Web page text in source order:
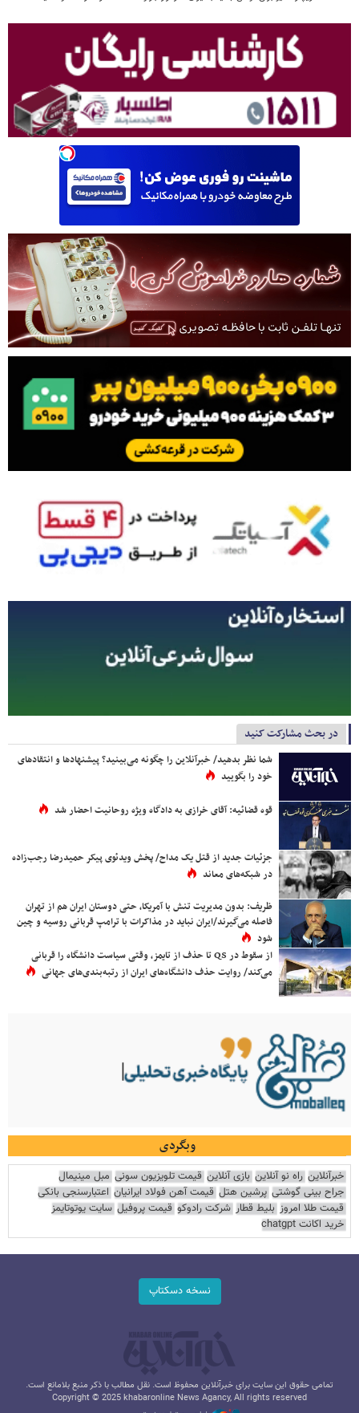
در بحث مشارکت کنید
شما نظر بدهید/ خبرآنلاین را چگونه می‌بینید؟ پیشنهادها و انتقادهای
خود را بگویید
قوه قضائیه: آقای خرازی به دادگاه ویژه روحانیت احضار شد
جزئیات جدید از قتل یک مداح/ پخش ویدئوی پیکر حمیدرضا رجب‌زاده
در شبکه‌های معاند
ظریف: بدون مدیریت تنش با آمریکا، حتی دوستان ایران هم از تهران
فاصله می‌گیرند/ایران نباید در مذاکرات با ترامپ قربانی روسیه و چین
شود
از سقوط در QS تا حذف از تایمز، وقتی سیاست دانشگاه را قربانی
می‌کند/ روایت حذف دانشگاه‌های ایران از رتبه‌بندی‌های جهانی
وبگردی
خبرآنلاین راه نو آنلاین بازی آنلاین قیمت تلویزیون سونی مبل مینیمال
جراح بینی گوشتی پرشین هتل قیمت آهن فولاد ایرانیان اعتبارسنجی بانکی
قیمت طلا امروز بلیط قطار شرکت رادوکو قیمت پروفیل سایت یوتوتایمز
خرید اکانت chatgpt
نسخه دسکتاپ
تمامی حقوق این سایت برای خبرآنلاین محفوظ است. نقل مطالب با ذکر منبع بلامانع است.
Copyright © 2025 khabaronline News Agancy, All rights reserved